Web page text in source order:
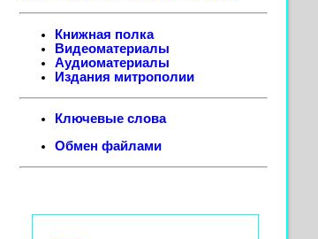
Книжная полка
Видеоматериалы
Аудиоматериалы
Издания митрополии
Ключевые слова
Обмен файлами